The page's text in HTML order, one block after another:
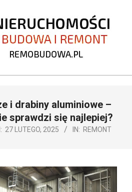
i drabiny aluminiowe –
sprawdzi się najlepiej?
27 LUTEGO, 2025 IN: REMONT